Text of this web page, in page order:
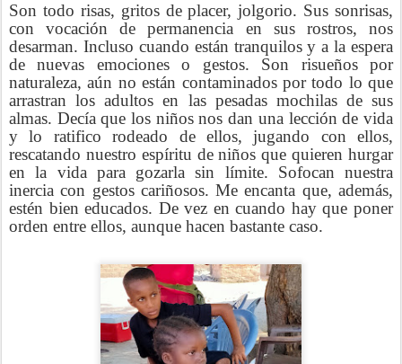
Son todo risas, gritos de placer, jolgorio. Sus sonrisas,
con vocación de permanencia en sus rostros, nos
desarman. Incluso cuando están tranquilos y a la espera
de nuevas emociones o gestos. Son risueños por
naturaleza, aún no están contaminados por todo lo que
arrastran los adultos en las pesadas mochilas de sus
almas. Decía que los niños nos dan una lección de vida
y lo ratifico rodeado de ellos, jugando con ellos,
rescatando nuestro espíritu de niños que quieren hurgar
en la vida para gozarla sin límite. Sofocan nuestra
inercia con gestos cariñosos. Me encanta que, además,
estén bien educados. De vez en cuando hay que poner
orden entre ellos, aunque hacen bastante caso.